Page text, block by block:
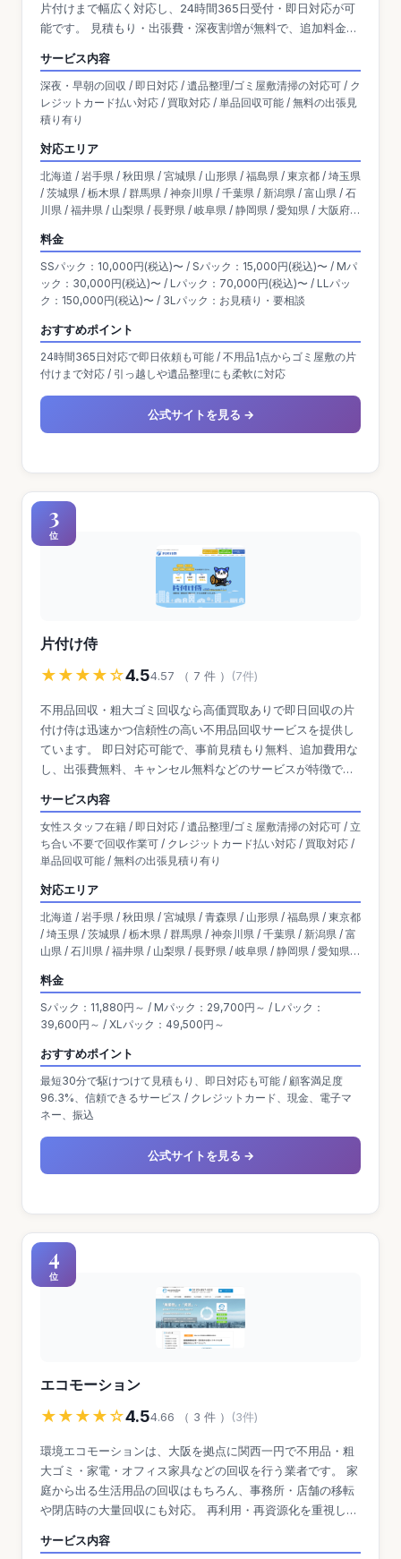
片付けまで幅広く対応し、24時間365日受付・即日対応が可
能です。 見積もり・出張費・深夜割増が無料で、追加料金の
越しや遺品整理、急な片付けなどにも迅速に対応していま
す。
サービス内容
深夜・早朝の回収 / 即日対応 / 遺品整理/ゴミ屋敷清掃の対応可 / ク
レジットカード払い対応 / 買取対応 / 単品回収可能 / 無料の出張見
積り有り
対応エリア
北海道 / 岩手県 / 秋田県 / 宮城県 / 山形県 / 福島県 / 東京都 / 埼玉県
/ 茨城県 / 栃木県 / 群馬県 / 神奈川県 / 千葉県 / 新潟県 / 富山県 / 石
川県 / 福井県 / 山梨県 / 長野県 / 岐阜県 / 静岡県 / 愛知県 / 大阪府 /
県 / 島根県 / 鳥取県 / 山口県 / 香川県 / 愛媛県 / 高知県 / 徳島県 / 熊
本県 / 宮崎県 / 佐賀県 / 福岡県 / 鹿児島県 / 沖縄県 / 大分県 / 長崎県
料金
SSパック：10,000円(税込)〜 / Sパック：15,000円(税込)〜 / Mパ
ック：30,000円(税込)〜 / Lパック：70,000円(税込)〜 / LLパッ
ク：150,000円(税込)〜 / 3Lパック：お見積り・要相談
おすすめポイント
24時間365日対応で即日依頼も可能 / 不用品1点からゴミ屋敷の片
付けまで対応 / 引っ越しや遺品整理にも柔軟に対応
公式サイトを見る →
3
位
片付け侍
★★★★☆4.54.57 （ 7 件 ） (7件)
不用品回収・粗大ゴミ回収なら高価買取ありで即日回収の片
付け侍は迅速かつ信頼性の高い不用品回収サービスを提供し
ています。 即日対応可能で、事前見積もり無料、追加費用な
し、出張費無料、キャンセル無料などのサービスが特徴で
満足度を誇っています。 自社の買取ノウハウを生かし、買取
おすすめ比較の窓口の運営も行っています。 奈良県の方は、
出張買取の窓口｜リサイクルショップが高価買取をご覧くだ
さい。
サービス内容
女性スタッフ在籍 / 即日対応 / 遺品整理/ゴミ屋敷清掃の対応可 / 立
ち合い不要で回収作業可 / クレジットカード払い対応 / 買取対応 /
単品回収可能 / 無料の出張見積り有り
対応エリア
北海道 / 岩手県 / 秋田県 / 宮城県 / 青森県 / 山形県 / 福島県 / 東京都
/ 埼玉県 / 茨城県 / 栃木県 / 群馬県 / 神奈川県 / 千葉県 / 新潟県 / 富
山県 / 石川県 / 福井県 / 山梨県 / 長野県 / 岐阜県 / 静岡県 / 愛知県 /
県 / 広島県 / 島根県 / 鳥取県 / 山口県 / 香川県 / 愛媛県 / 高知県 / 徳
島県 / 熊本県 / 宮崎県 / 佐賀県 / 福岡県 / 鹿児島県 / 沖縄県 / 大分県
/ 長崎県
料金
Sパック：11,880円～ / Mパック：29,700円～ / Lパック：
39,600円～ / XLパック：49,500円～
おすすめポイント
最短30分で駆けつけて見積もり、即日対応も可能 / 顧客満足度
96.3%、信頼できるサービス / クレジットカード、現金、電子マ
ネー、振込
公式サイトを見る →
4
位
エコモーション
★★★★☆4.54.66 （ 3 件 ） (3件)
環境エコモーションは、大阪を拠点に関西一円で不用品・粗
大ゴミ・家電・オフィス家具などの回収を行う業者です。 家
庭から出る生活用品の回収はもちろん、事務所・店舗の移転
や閉店時の大量回収にも対応。 再利用・再資源化を重視し、
サービス内容